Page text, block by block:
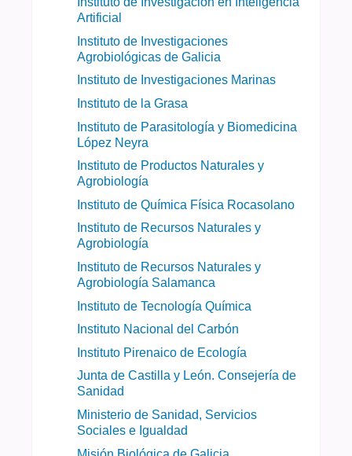
Artificial
Instituto de Investigaciones
Agrobiológicas de Galicia
Instituto de Investigaciones Marinas
Instituto de la Grasa
Instituto de Parasitología y Biomedicina
López Neyra
Instituto de Productos Naturales y
Agrobiología
Instituto de Química Física Rocasolano
Instituto de Recursos Naturales y
Agrobiología
Instituto de Recursos Naturales y
Agrobiología Salamanca
Instituto de Tecnología Química
Instituto Nacional del Carbón
Instituto Pirenaico de Ecología
Junta de Castilla y León. Consejería de
Sanidad
Ministerio de Sanidad, Servicios
Sociales e Igualdad